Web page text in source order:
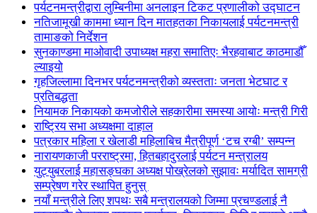
पर्यटनमन्त्रीद्वारा लुम्बिनीमा अनलाइन टिकट प्रणालीको उद्घाटन
नतिजामूखी काममा ध्यान दिन मातहतका निकायलाई पर्यटनमन्त्री
तामाङको निर्देशन
सुनकाण्डमा मा‌ओवादी उपाध्यक्ष महरा समातिएः भैरहवाबाट काठमाडौँ
ल्याइयो
गृहजिल्लामा दिनभर पर्यटनमन्त्रीको व्यस्तताः जनता भेटघाट र
प्रतिबद्धता
नियामक निकायको कमजोरीले सहकारीमा समस्या आयोः मन्त्री गिरी
राष्ट्रिय सभा अध्यक्षमा दाहाल
पत्रकार महिला र खेलाडी महिलाबिच मैत्रीपूर्ण ‘टच रग्बी’ सम्पन्न
नारायणकाजी परराष्ट्रमा, हितबहादुरलाई पर्यटन मन्त्रालय
युट्युबरलाई महासङ्घका अध्यक्ष पोख्रेलको सुझावः मर्यादित सामग्री
सम्प्रेषण गरेर स्थापित हुनुस्
नयाँ मन्त्रीले लिए शपथः सबै मन्त्रालयको जिम्मा प्रचण्डलाई नै